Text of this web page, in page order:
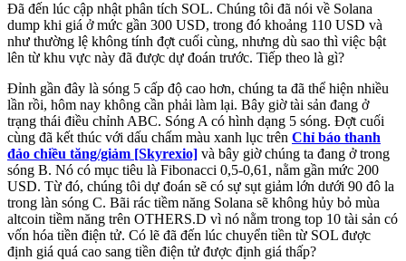
Đã đến lúc cập nhật phân tích SOL. Chúng tôi đã nói về Solana
dump khi giá ở mức gần 300 USD, trong đó khoảng 110 USD và
như thường lệ không tính đợt cuối cùng, nhưng dù sao thì việc bật
lên từ khu vực này đã được dự đoán trước. Tiếp theo là gì?
Đỉnh gần đây là sóng 5 cấp độ cao hơn, chúng ta đã thể hiện nhiều
lần rồi, hôm nay không cần phải làm lại. Bây giờ tài sản đang ở
trạng thái điều chỉnh ABC. Sóng A có hình dạng 5 sóng. Đợt cuối
cùng đã kết thúc với dấu chấm màu xanh lục trên Chỉ báo thanh
đảo chiều tăng/giảm [Skyrexio] và bây giờ chúng ta đang ở trong
sóng B. Nó có mục tiêu là Fibonacci 0,5-0,61, nằm gần mức 200
USD. Từ đó, chúng tôi dự đoán sẽ có sự sụt giảm lớn dưới 90 đô la
trong làn sóng C. Bãi rác tiềm năng Solana sẽ không hủy bỏ mùa
altcoin tiềm năng trên OTHERS.D vì nó nằm trong top 10 tài sản có
vốn hóa tiền điện tử. Có lẽ đã đến lúc chuyển tiền từ SOL được
định giá quá cao sang tiền điện tử được định giá thấp?